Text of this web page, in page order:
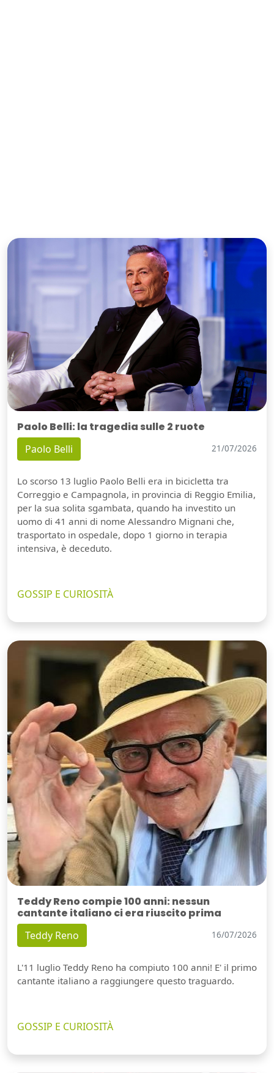
Paolo Belli: la tragedia sulle 2 ruote
Paolo Belli 21/07/2026
Lo scorso 13 luglio Paolo Belli era in bicicletta tra
Correggio e Campagnola, in provincia di Reggio Emilia,
per la sua solita sgambata, quando ha investito un
uomo di 41 anni di nome Alessandro Mignani che,
trasportato in ospedale, dopo 1 giorno in terapia
intensiva, è deceduto.
GOSSIP E CURIOSITÀ
Teddy Reno compie 100 anni: nessun
cantante italiano ci era riuscito prima
Teddy Reno 16/07/2026
L'11 luglio Teddy Reno ha compiuto 100 anni! E' il primo
cantante italiano a raggiungere questo traguardo.
GOSSIP E CURIOSITÀ